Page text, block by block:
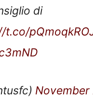
di
t.co/
November